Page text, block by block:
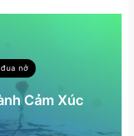
nở
Cảm Xúc